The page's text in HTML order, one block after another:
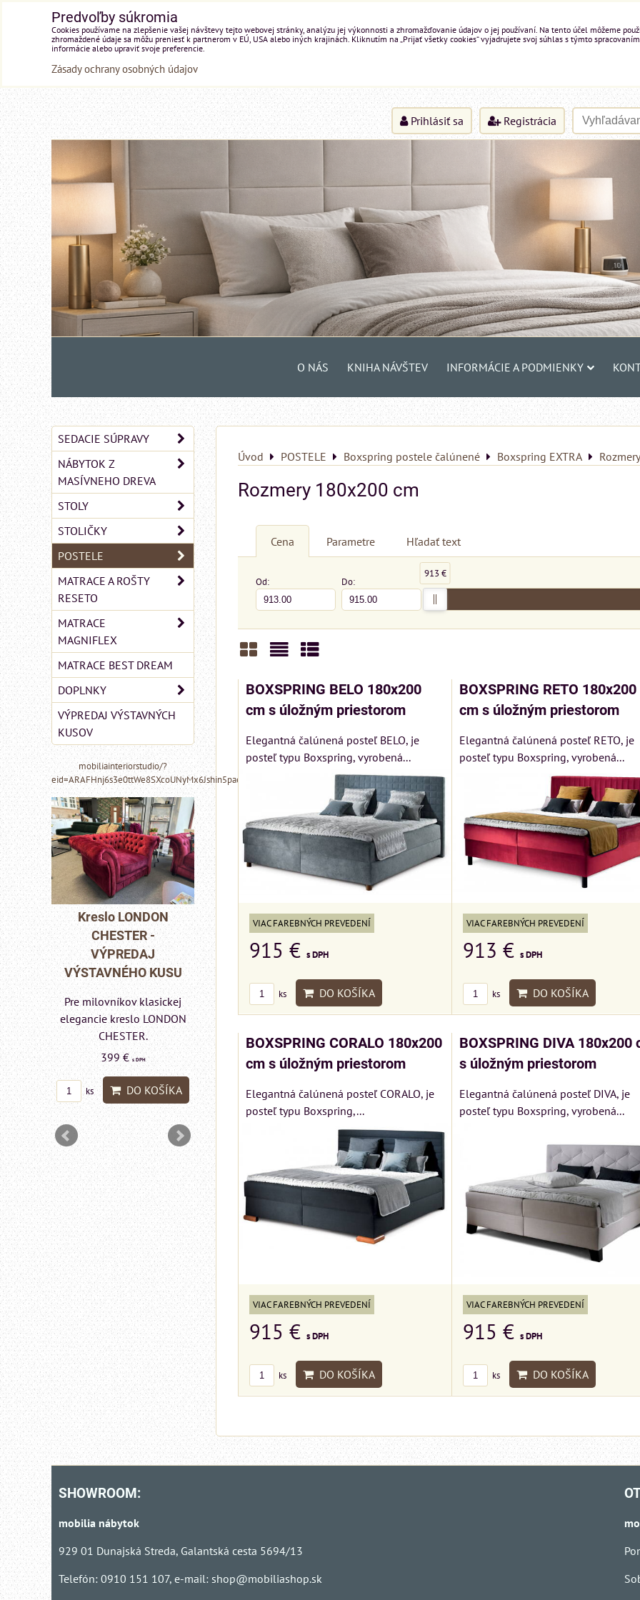
Prihlásiť sa Registrácia
O NÁS KNIHA NÁVŠTEV INFORMÁCIE A PODMIENKY
Úvod POSTELE Boxspring postele čalúnené Boxspring EXTRA
Rozmery 180x200 cm
Cena Parametre Hľadať text
Od: Do:
913 €
Mriežka
BOXSPRING BELO 180x200
cm s úložným priestorom
Elegantná čalúnená posteľ BELO, je
posteľ typu Boxspring, vyrobená...
VIAC FAREBNÝCH PREVEDENÍ
915 € s DPH
ks DO KOŠÍKA
BOXSPRING RETO 180x200
cm s úložným priestorom
Elegantná čalúnená posteľ RETO, je
posteľ typu Boxspring, vyrobená...
VIAC FAREBNÝCH PREVEDENÍ
913 € s DPH
ks DO KOŠÍKA
BOXSPRING CORALO 180x200
cm s úložným priestorom
Elegantná čalúnená posteľ CORALO, je
posteľ typu Boxspring,...
VIAC FAREBNÝCH PREVEDENÍ
915 € s DPH
ks DO KOŠÍKA
BOXSPRING DIVA 180x200
s úložným priestorom
Elegantná čalúnená posteľ DIVA, je
posteľ typu Boxspring, vyrobená...
VIAC FAREBNÝCH PREVEDENÍ
915 € s DPH
ks DO KOŠÍKA
SEDACIE SÚPRAVY
NÁBYTOK Z
MASÍVNEHO DREVA
STOLY
STOLIČKY
POSTELE
MATRACE A ROŠTY
RESETO
MATRACE
MAGNIFLEX
MATRACE BEST DREAM
DOPLNKY
VÝPREDAJ VÝSTAVNÝCH
KUSOV
mobiliainteriorstudio/?
eid=ARAFHnj6s3e0ttWe8SXcoUNyMx6Jshin5paeoIhbe48iQHTkYZ6Xf6xwwJSZBzuPmlN9Fp3bbTLrTV34
a
Kreslo LONDON
CHESTER -
VÝPREDAJ
VÝSTAVNÉHO KUSU
Pre milovníkov klasickej
elegancie kreslo LONDON
CHESTER.
399 €s DPH
ks DO KOŠÍKA
Matrac MIZAR od
talianskeho systému
ponúka...
DO KOŠÍKA
Pohovka LONDON
Pre milovníkov klasickej
elegancie kreslo a
pohovka LONDON
CHESTER.
DO KOŠÍKA
Kreslo LONDON
CHESTER -
VÝPREDAJ
Pre milovníkov klasickej
elegancie kreslo LONDON
CHESTER.
399 €
s DPH
ks DO KOŠÍKA
SHOWROOM:
mobilia nábytok
929 01 Dunajská Streda, Galantská cesta 5694/13
Telefón: 0910 151 107, e-mail: shop@mobiliashop.sk
Predvoľby súkromia
Cookies používame na zlepšenie vašej návštevy tejto webovej stránky, analýzu jej výkonnosti a zhromažďovanie údajov o jej používaní. Na tento účel môžeme
zhromaždené údaje sa môžu preniesť k partnerom v EÚ, USA alebo iných krajinách. Kliknutím na „Prijať všetky cookies“ vyjadrujete svoj súhlas s týmto
informácie alebo upraviť svoje preferencie.
Zásady ochrany osobných údajov